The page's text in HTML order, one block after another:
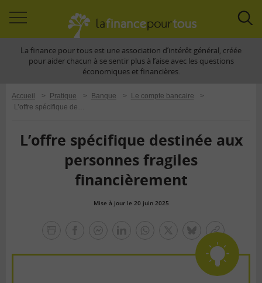
àLa finance pour tous est une association d’intérêt général, créée
pour aider chacun à se sentir plus à l’aise avec les questions
économiques et financières.
Accueil > Pratique > Banque > Le compte bancaire
>
L’offre spécifique destinée aux personnes fragiles financièrement
L’offre spécifique destinée aux
personnes fragiles
financièrement
Mise à jour le 20 juin 2025
tous
TwitterblueskyCopier
le
lien